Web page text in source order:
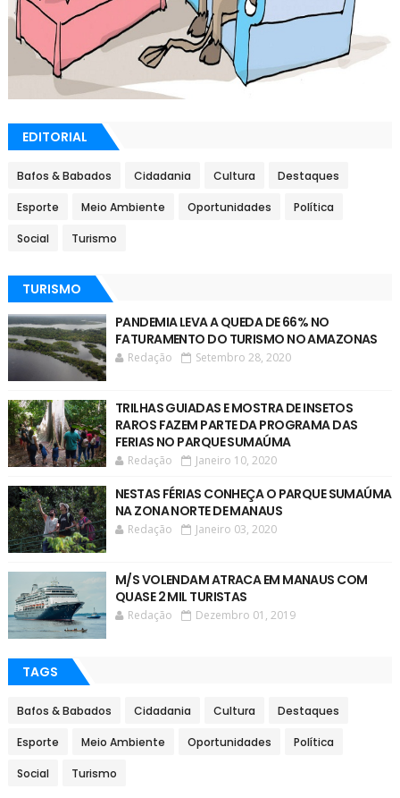
EDITORIAL
Bafos & Babados Cidadania Cultura Destaques
Esporte Meio Ambiente Oportunidades Política
Social Turismo
TURISMO
PANDEMIA LEVA A QUEDA DE 66% NO
FATURAMENTO DO TURISMO NO AMAZONAS
Redação Setembro 28, 2020
TRILHAS GUIADAS E MOSTRA DE INSETOS
RAROS FAZEM PARTE DA PROGRAMA DAS
FERIAS NO PARQUE SUMAÚMA
Redação Janeiro 10, 2020
NESTAS FÉRIAS CONHEÇA O PARQUE SUMAÚMA
NA ZONA NORTE DE MANAUS
Redação Janeiro 03, 2020
M/S VOLENDAM ATRACA EM MANAUS COM
QUASE 2 MIL TURISTAS
Redação Dezembro 01, 2019
TAGS
Bafos & Babados Cidadania Cultura Destaques
Esporte Meio Ambiente Oportunidades Política
Social Turismo